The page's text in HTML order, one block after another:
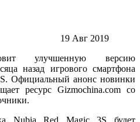
19 Авг 2019
улучшенную версию
назад игрового смартфона
Официальный анонс новинки
ресурс Gizmochina.com со
Nubia Red Magic 3S будет